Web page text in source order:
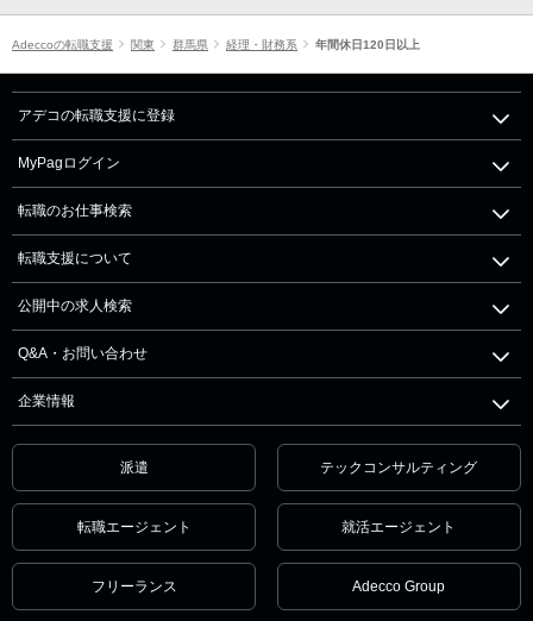
Adeccoの転職支援 関東 群馬県 経理・財務系 年間休日120日以上
アデコの転職支援に登録
MyPagログイン
転職のお仕事検索
転職支援について
公開中の求人検索
Q&A・お問い合わせ
企業情報
派遣 テックコンサルティング
転職エージェント 就活エージェント
フリーランス Adecco Group